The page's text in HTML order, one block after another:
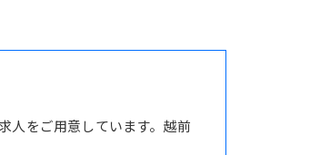
人をご用意しています。越前